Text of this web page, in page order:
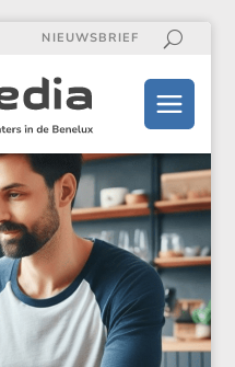
NIEUWSBRIEF